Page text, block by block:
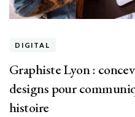
DIGITAL
Graphiste Lyon :
designs pour
histoire